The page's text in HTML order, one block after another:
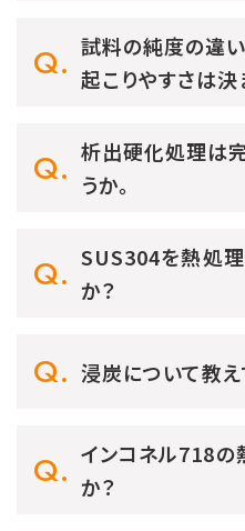
試料の純度の違
起こりやすさは決
析出硬化処理は
うか。
SUS304を熱処理
か？
浸炭について教え
インコネル718の
か？